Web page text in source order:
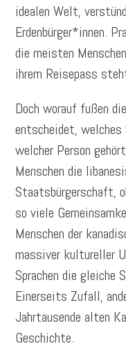
idealen Welt,
Erdenbürger*innen.
die meisten
ihrem Reisepass
Doch worauf fußen
entscheidet, welches
welcher Person
Menschen die
Staatsbürgerschaft,
so viele
Menschen der
massiver kultureller
Sprachen die
Einerseits Zufall,
Jahrtausende alten
Geschichte.